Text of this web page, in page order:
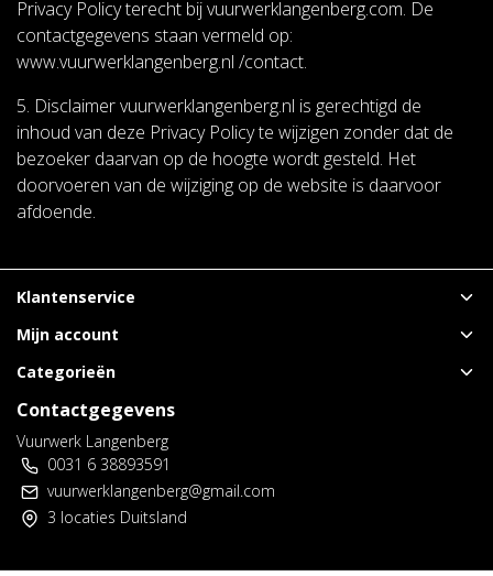
Privacy Policy terecht bij vuurwerklangenberg.com. De
contactgegevens staan vermeld op:
www.vuurwerklangenberg.nl /contact.
5. Disclaimer vuurwerklangenberg.nl is gerechtigd de
inhoud van deze Privacy Policy te wijzigen zonder dat de
bezoeker daarvan op de hoogte wordt gesteld. Het
doorvoeren van de wijziging op de website is daarvoor
afdoende.
Klantenservice
Mijn account
Categorieën
Contactgegevens
Vuurwerk Langenberg
0031 6 38893591
vuurwerklangenberg@gmail.com
3 locaties Duitsland